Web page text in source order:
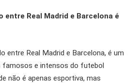
entre Real Madrid e Barcelona é
entre Real Madrid e Barcelona, é um
e intensos do futebol
não é apenas esportiva, mas